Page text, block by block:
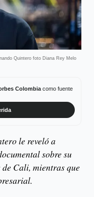
Quintero foto Diana Rey Melo
Colombiacomo fuente
le reveló a
sobre su
Cali, mientras que